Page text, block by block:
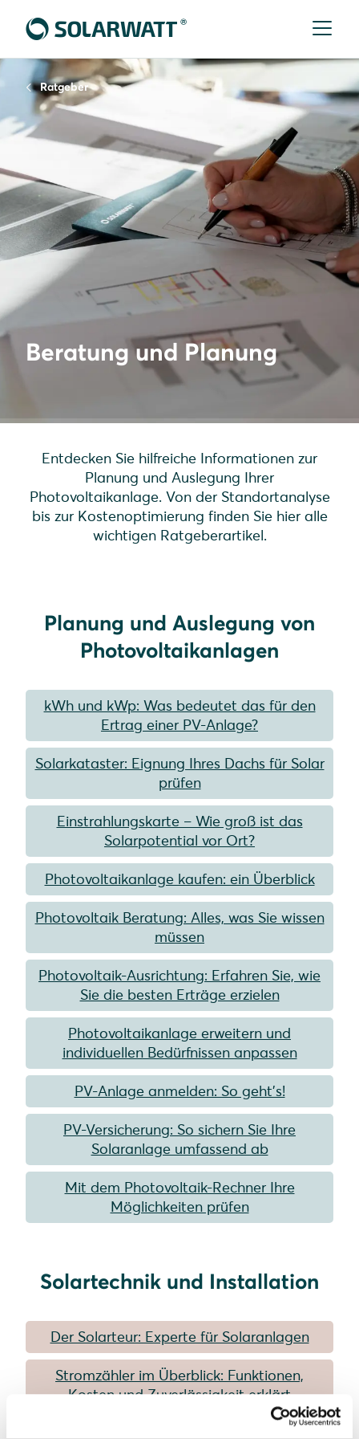
Ratgeber
Beratung und Planung
Entdecken Sie hilfreiche Informationen zur
Planung und Auslegung Ihrer
Photovoltaikanlage. Von der Standortanalyse
bis zur Kostenoptimierung finden Sie hier alle
wichtigen Ratgeberartikel.
Planung und Auslegung von
Photovoltaikanlagen
kWh und kWp: Was bedeutet das für den
Ertrag einer PV-Anlage?
Solarkataster: Eignung Ihres Dachs für Solar
prüfen
Einstrahlungskarte – Wie groß ist das
Solarpotential vor Ort?
Photovoltaikanlage kaufen: ein Überblick
Photovoltaik Beratung: Alles, was Sie wissen
müssen
Photovoltaik-Ausrichtung: Erfahren Sie, wie
Sie die besten Erträge erzielen
Photovoltaikanlage erweitern und
individuellen Bedürfnissen anpassen
PV-Anlage anmelden: So geht’s!
PV-Versicherung: So sichern Sie Ihre
Solaranlage umfassend ab
Mit dem Photovoltaik-Rechner Ihre
Möglichkeiten prüfen
Solartechnik und Installation
Der Solarteur: Experte für Solaranlagen
Stromzähler im Überblick: Funktionen,
Kosten und Zuverlässigkeit erklärt